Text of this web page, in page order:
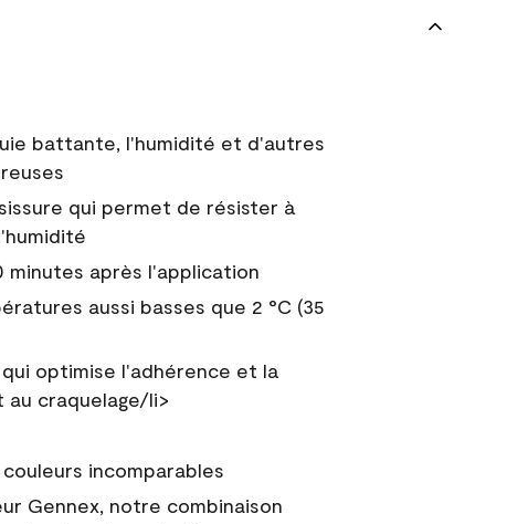
battante, l'humidité et d'autres
qui permet de résister à
minutes après l'application
aussi basses que 2 °C (35
qui optimise l'adhérence et la
au craquelage/li>
incomparables
Gennex, notre combinaison